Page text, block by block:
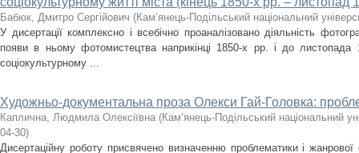
Бабюк, Дмитро Сергійович (Кам’янець-Подільський національний
У дисертації комплексно і всебічно проаналізовано діяльність
появи в ньому фотомистецтва наприкінці 1850-х рр. і до
соціокультурному ...
Художньо-документальна проза Олекси Гай-Головка:
Каплична, Людмила Олексіївна (Кам’янець-Подільський національний
04-30)
Дисертаційну роботу присвячено визначенню проблематики і